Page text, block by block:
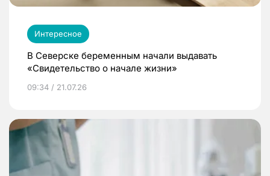
Интересное
В Северске беременным начали выдавать
«Свидетельство о начале жизни»
09:34 / 21.07.26